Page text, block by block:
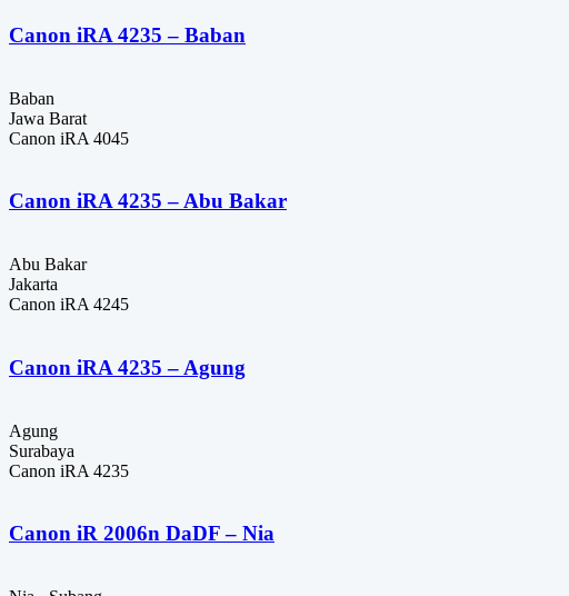
Canon iRA 4235 – Baban
Baban
Jawa Barat
Canon iRA 4045
Canon iRA 4235 – Abu Bakar
Abu Bakar
Jakarta
Canon iRA 4245
Canon iRA 4235 – Agung
Agung
Surabaya
Canon iRA 4235
Canon iR 2006n DaDF – Nia